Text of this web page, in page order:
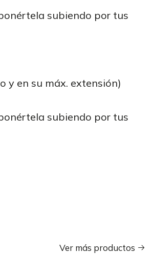
subiendo por tus
y en su máx. extensión)
subiendo por tus
Ver más productos